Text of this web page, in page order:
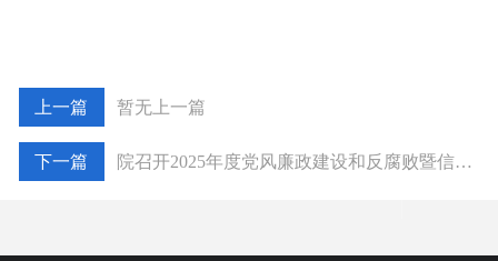
暂无上一篇
院召开2025年度党风廉政建设和反腐败暨信访稳定工作会议